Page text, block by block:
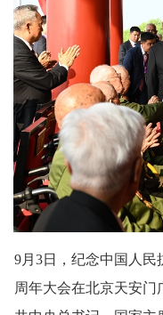
9月3日，纪念中国人民
周年大会在北京天安门